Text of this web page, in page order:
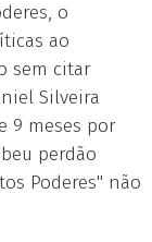
o
ao
sem citar
Silveira
9 meses por
perdão
Poderes" não